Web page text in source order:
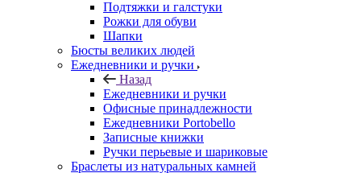
Подтяжки и галстуки
Рожки для обуви
Шапки
Бюсты великих людей
Ежедневники и ручки
Назад
Ежедневники и ручки
Офисные принадлежности
Ежедневники Portobello
Записные книжки
Ручки перьевые и шариковые
Браслеты из натуральных камней